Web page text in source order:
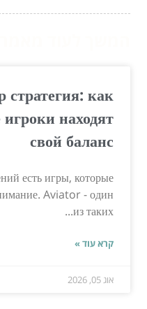
стратегия: как
игроки находят
свой баланс
есть игры, которые
Aviator - один
из таких...
קרא עוד »
אוג 05, 2026